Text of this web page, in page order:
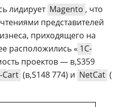
лидирует Magento , что
представителей
приходящего на
расположились « 1С-
проектов —
359
Cart ( 148 774) и NetCat (